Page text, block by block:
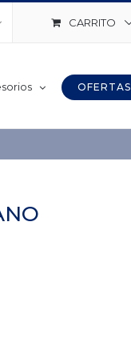
CARRITO
OFERTAS